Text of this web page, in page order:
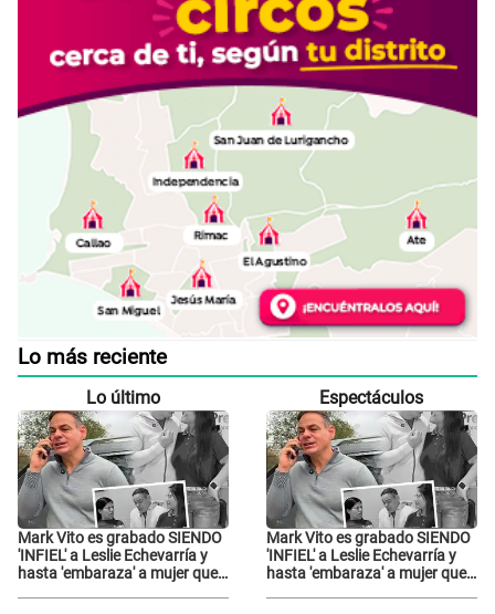
Lo más reciente
Lo último
Mark Vito es grabado SIENDO
'INFIEL' a Leslie Echevarría y
hasta 'embaraza' a mujer que
Espectáculos
Mark Vito es grabado SIENDO
'INFIEL' a Leslie Echevarría y
hasta 'embaraza' a mujer que